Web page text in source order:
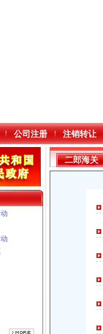
公司注册 注销转让
渝九50万 （工商注册）
北 工商注册
二郎海关